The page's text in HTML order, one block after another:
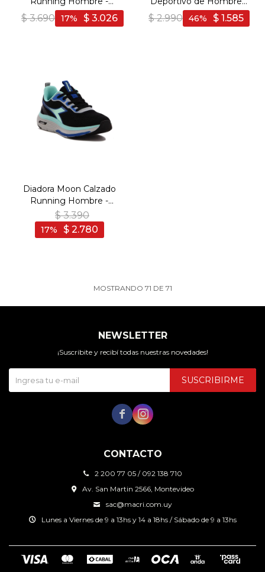
BLACK/GREY - Negro-
Gris
$ 3.690 $ 3.026
17
Running Tindari -
Green/White - Verde-
$ 2.990 $ 1.585
46
Diadora Moon Calzado
Running Hombre -
Black/Aquamarine -
Negro-Aguamarina
$ 3.390
$ 2.780
17
MOSTRANDO 71 DE 71
CONTACTO
2 200 77 05 / 092 138 710
Av. San Martin 2566, Montevideo
sac@macri.com.uy
Lunes a Viernes de 9 a 13hs y 14 a 18hs / Sábado de 9 a 13hs
NEWSLETTER
¡Suscribite y recibí todas nuestras novedades!
SUSCRIBIRME
 